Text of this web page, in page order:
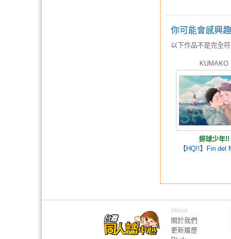
你可能會感興
以下作品不是完全
KUMAKO
排球少年!!
【HQ!!】Fin del
About
關於我們
更新履歷